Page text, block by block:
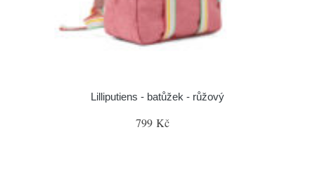
Lilliputiens - batůžek - růžový
799 Kč